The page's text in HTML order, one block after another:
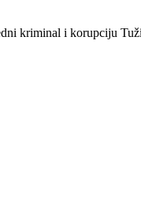
kriminal i korupciju